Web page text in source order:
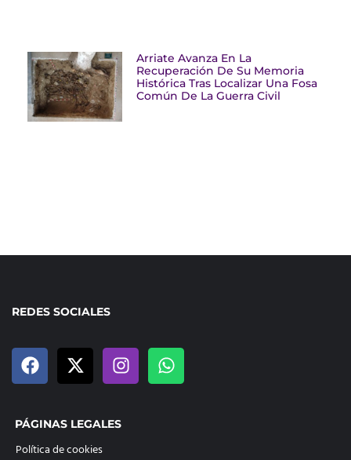
Arriate Avanza En La
Recuperación De Su Memoria
Histórica Tras Localizar Una Fosa
Común De La Guerra Civil
REDES SOCIALES
PÁGINAS LEGALES
Política de cookies